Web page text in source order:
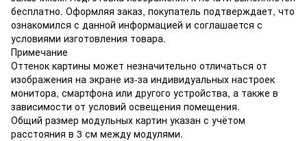
бесплатно. Оформляя заказ, покупатель подтверждает, что
ознакомился с данной информацией и соглашается с
условиями изготовления товара.
Примечание
Оттенок картины может незначительно отличаться от
изображения на экране из-за индивидуальных настроек
монитора, смартфона или другого устройства, а также в
зависимости от условий освещения помещения.
Общий размер модульных картин указан с учётом
расстояния в 3 см между модулями.